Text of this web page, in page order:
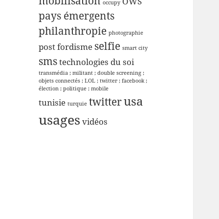
occupy
pays émergents
philanthropie photographie
post fordisme selfie smart city
smstechnologies du soi
transmédia ; militant ; double screening ;
objets connectés ; LOL ; twitter ; facebook ;
élection ; politique ; mobile
tunisie turquie twitterusa
usages vidéos